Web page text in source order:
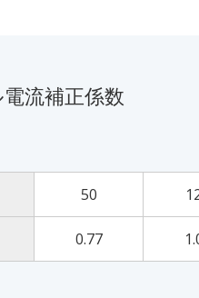
流補正係数
50
0.77